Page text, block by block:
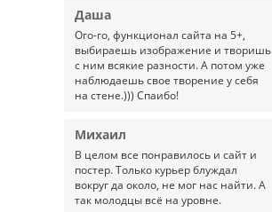
Даша
Ого-го, функционал сайта на 5+,
выбираешь изображение и творишь
с ним всякие разности. А потом уже
наблюдаешь свое творение у себя
на стене.))) Спаибо!
Михаил
В целом все понравилось и сайт и
постер. Только курьер блуждал
вокруг да около, не мог нас найти. А
так молодцы всё на уровне.